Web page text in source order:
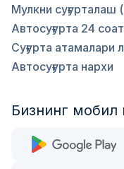
Мулкни суғурталаш
Автосуғурта 24 соат
Суғурта атамалари
Автосуғурта нархи
Бизнинг мобил